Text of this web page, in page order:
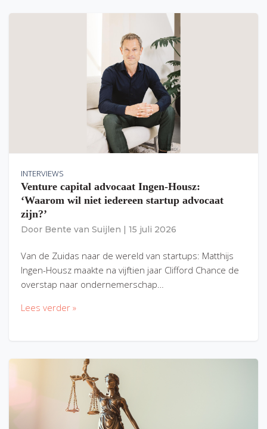
INTERVIEWS
Venture capital advocaat Ingen-Housz:
‘Waarom wil niet iedereen startup advocaat
zijn?’
Door Bente van Suijlen 15 juli 2026
Van de Zuidas naar de wereld van startups: Matthijs
Ingen-Housz maakte na vijftien jaar Clifford Chance de
overstap naar ondernemerschap…
Lees verder »